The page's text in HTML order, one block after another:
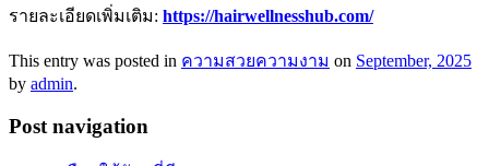
รายละเอียดเพิ่มเติม: https://hairwellnesshub.com/
This entry was posted in ความสวยความงาม on September, 2025
by admin.
Post navigation